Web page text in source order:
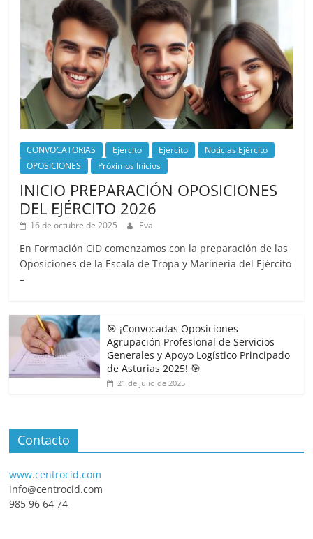
CONVOCATORIAS Ejército Ejército
Noticias Ejército
OPOSICIONES
Próximos Inicios
INICIO PREPARACIÓN OPOSICIONES
DEL EJÉRCITO 2026
16 de octubre de 2025 Eva
En Formación CID comenzamos con la preparación de las
Oposiciones de la Escala de Tropa y Marinería del Ejército
–
🎯 ¡Convocadas Oposiciones
Agrupación Profesional de Servicios
Generales y Apoyo Logístico Principado
de Asturias 2025! 🎯
21 de julio de 2025
Contacto
www.centrocid.com
info@centrocid.com
985 96 64 74